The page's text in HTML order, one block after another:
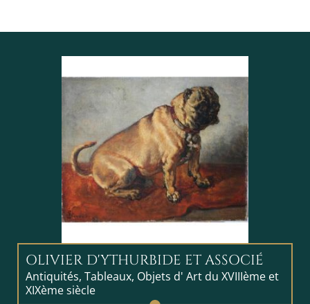
OLIVIER D'YTHURBIDE ET ASSOCIÉ
Antiquités, Tableaux, Objets d' Art du XVIIIème et
XIXème siècle